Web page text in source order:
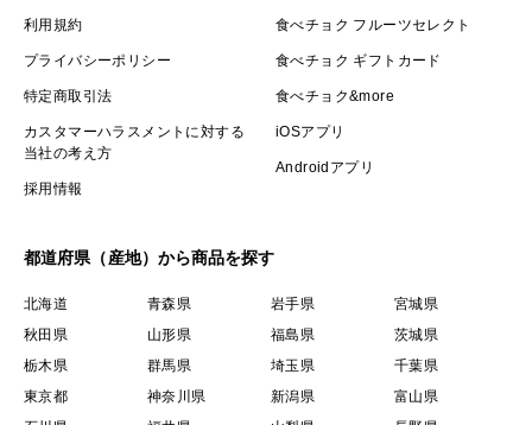
利用規約
プライバシーポリシー
特定商取引法
カスタマーハラスメントに対する
当社の考え方
採用情報
食べチョク フルーツセレクト
食べチョク ギフトカード
食べチョク&more
iOSアプリ
Androidアプリ
都道府県（産地）から商品を探す
北海道 青森県 岩手県
宮城県
秋田県
山形県 福島県
茨城県
栃木県
群馬県 埼玉県
千葉県
東京都
神奈川県 新潟県
富山県